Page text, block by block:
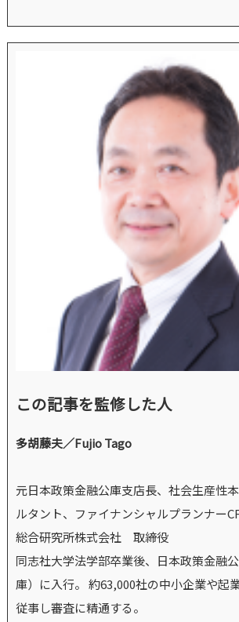
この記事を監修した人
多胡藤夫／Fujio Tago
元日本政策金融公庫支店長、社会生産性
ルタント、ファイナンシャルプランナー
総合研究所株式会社 取締役
同志社大学法学部卒業後、日本政策金融
庫）に入行。 約63,000社の中小企業や起
従事し審査に精通する。